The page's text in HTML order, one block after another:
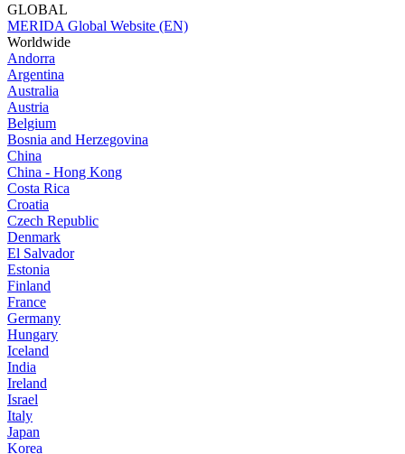
GLOBAL
MERIDA Global Website (EN)
Worldwide
Andorra
Argentina
Australia
Austria
Belgium
Bosnia and Herzegovina
China
China - Hong Kong
Costa Rica
Croatia
Czech Republic
Denmark
El Salvador
Estonia
Finland
France
Germany
Hungary
Iceland
India
Ireland
Israel
Italy
Japan
Korea